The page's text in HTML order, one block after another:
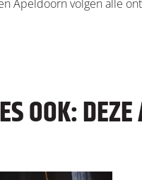
Apeldoorn volgen alle
OOK: